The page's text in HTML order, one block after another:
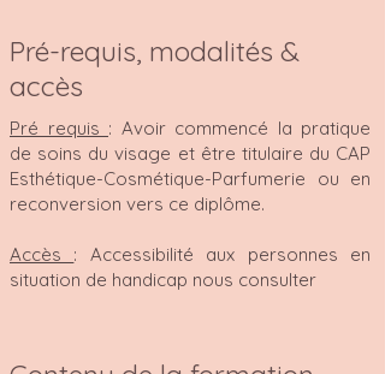
Pré-requis, modalités &
accès
Pré requis : Avoir commencé la pratique
de soins du visage et être titulaire du CAP
Esthétique-Cosmétique-Parfumerie ou en
reconversion vers ce diplôme.
Accès : Accessibilité aux personnes en
situation de handicap nous consulter